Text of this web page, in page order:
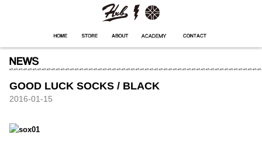
GOOD LUCK SOCKS / BLACK
2016-01-15